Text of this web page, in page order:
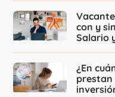
con y
Salario
¿En
prestan